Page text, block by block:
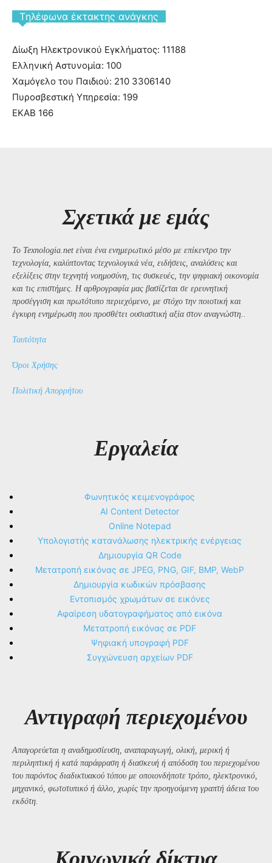
Tηλέφωνα έκτακτης ανάγκης
Δίωξη Ηλεκτρονικού Εγκλήματος: 11188
Ελληνική Αστυνομία: 100
Χαμόγελο του Παιδιού: 210 3306140
Πυροσβεστική Υπηρεσία: 199
ΕΚΑΒ 166
Σχετικά με εμάς
Το Texnologia.net είναι ένα ενημερωτικό μέσο με επίκεντρο την
τεχνολογία, καλύπτοντας τεχνολογικά νέα, ειδήσεις, αναλύσεις και
εξελίξεις στην τεχνητή νοημοσύνη, τις συσκευές, την ψηφιακή οικονομία
και τις επιστήμες. Η αρθρογραφία μας βασίζεται σε ερευνητική
προσέγγιση και πρωτότυπο περιεχόμενο, με στόχο την ποιοτική και
έγκυρη ενημέρωση που προσθέτει ουσιαστική αξία στον αναγνώστη..
Ταυτότητα
Όροι Χρήσης
Πολιτική Απορρήτου
Εργαλεία
Φωνητικός κειμενογράφος
AI Content Detector
Online Notepad
Υπολογιστής κατανάλωσης ηλεκτρικής ενέργειας
Δημιουργία QR Code
Μετατροπή εικόνας σε JPEG, PNG, GIF, BMP, WebP
Δημιουργία κωδικών πρόσβασης
Εντοπισμός χρωμάτων σε εικόνες
Αφαίρεση υδατογραφήματος από εικόνα
Μετατροπή εικόνας σε PDF
Ψηφιακή υπογραφή PDF
Συγχώνευση αρχείων PDF
Αντιγραφή περιεχομένου
Απαγορεύεται η αναδημοσίευση, αναπαραγωγή, ολική, μερική ή
περιληπτική ή κατά παράφραση ή διασκευή ή απόδοση του περιεχομένου
του παρόντος διαδικτυακού τόπου με οποιονδήποτε τρόπο, ηλεκτρονικό,
μηχανικό, φωτοτυπικό ή άλλο, χωρίς την προηγούμενη γραπτή άδεια του
εκδότη.